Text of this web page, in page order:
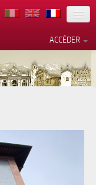
ACCÉDER
de